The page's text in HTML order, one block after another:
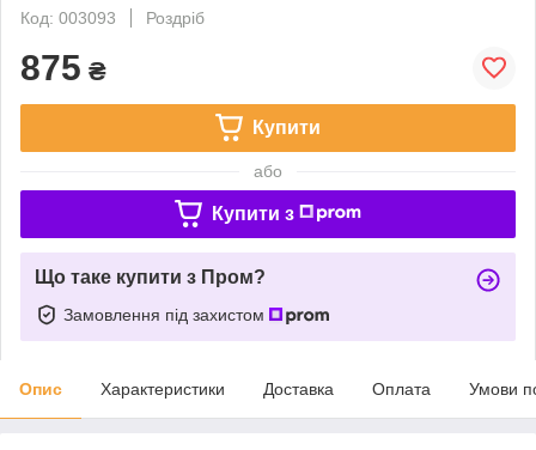
Код: 003093
Роздріб
875 ₴
Купити
або
Купити з
Що таке купити з Пром?
Замовлення під захистом
Опис Характеристики Доставка Оплата Умови